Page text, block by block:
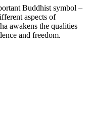
Buddhist symbol –
aspects of
awakens the qualities
and freedom.